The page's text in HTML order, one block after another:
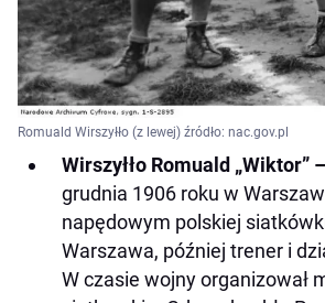
Romuald Wirszyłło (z lewej) źródło: nac.gov.pl
Wirszyłło Romuald „Wiktor” –
grudnia 1906 roku w
napędowym polskiej
Warszawa, później trener i
W czasie wojny organizował